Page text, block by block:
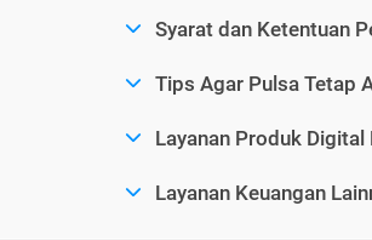
Syarat dan Ketentuan
Tips Agar Pulsa Tetap
Layanan Produk Digital
Layanan Keuangan